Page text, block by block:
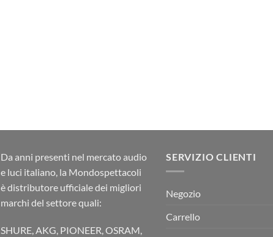
Da anni presenti nel mercato audio
e luci italiano, la Mondospettacoli
è distributore ufficiale dei migliori
marchi del settore quali:
SHURE, AKG, PIONEER, OSRAM,
SERVIZIO CLIENTI
Negozio
Carrello